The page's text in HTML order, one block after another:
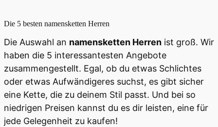
Die 5 besten namensketten Herren
Die Auswahl an namensketten Herren ist groß. Wir
haben die 5 interessantesten Angebote
zusammengestellt. Egal, ob du etwas Schlichtes
oder etwas Aufwändigeres suchst, es gibt sicher
eine Kette, die zu deinem Stil passt. Und bei so
niedrigen Preisen kannst du es dir leisten, eine für
jede Gelegenheit zu kaufen!